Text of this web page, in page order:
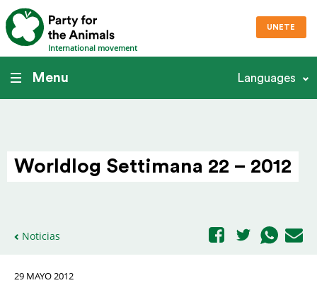
International movement
UNETE
Menu Languages
Worldlog Settimana 22 – 2012
Noticias
29 MAYO 2012